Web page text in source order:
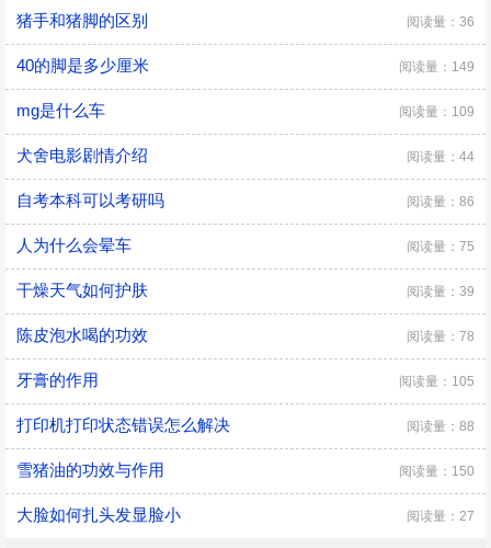
猪手和猪脚的区别 阅读量：36
40的脚是多少厘米 阅读量：149
mg是什么车 阅读量：109
犬舍电影剧情介绍 阅读量：44
自考本科可以考研吗 阅读量：86
人为什么会晕车 阅读量：75
干燥天气如何护肤 阅读量：39
陈皮泡水喝的功效 阅读量：78
牙膏的作用 阅读量：105
打印机打印状态错误怎么解决 阅读量：88
雪猪油的功效与作用 阅读量：150
大脸如何扎头发显脸小 阅读量：27